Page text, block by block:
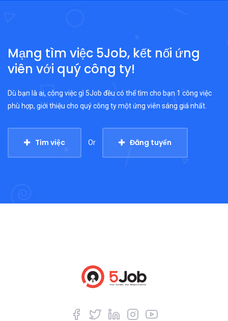
Mạng tìm việc 5Job, kết nối ứng
viên với quý công ty!
Dù bạn là ai, công việc gì 5Job đều có thể tìm cho bạn 1 công việc
phù hợp, giới thiệu cho quý công ty một ứng viên sáng giá nhất.
Tìm việc Or Đăng tuyển